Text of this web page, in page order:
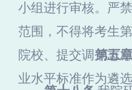
小组进行审核。 严
范围，不得将考生
院校、提交调剂志
业水平标准作为遴选
第五